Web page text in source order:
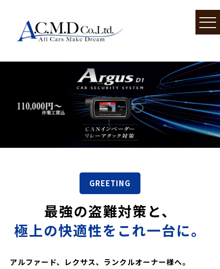
GREETING
最強の盗難対策と、
極上の快適性をこれ一台に。
アルファード、レクサス、ランクルオーナー様へ。